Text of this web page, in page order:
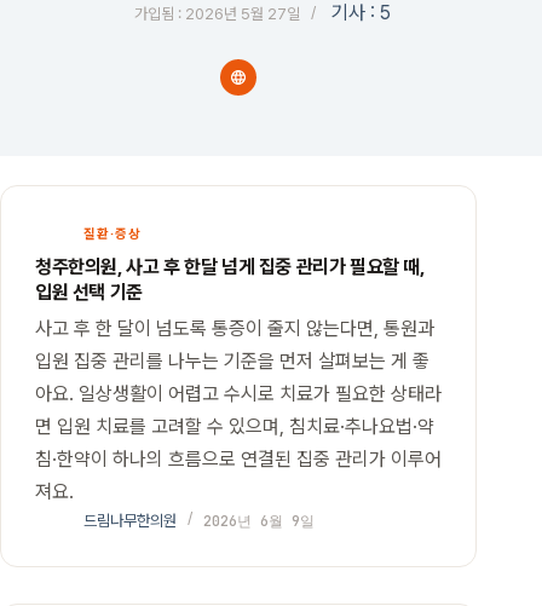
가입됨 : 2026년 5월 27일 기사 : 5
질환·증상
청주한의원, 사고 후 한달 넘게 집중 관리가 필요할 때,
입원 선택 기준
사고 후 한 달이 넘도록 통증이 줄지 않는다면, 통원과
입원 집중 관리를 나누는 기준을 먼저 살펴보는 게 좋
아요. 일상생활이 어렵고 수시로 치료가 필요한 상태라
면 입원 치료를 고려할 수 있으며, 침치료·추나요법·약
침·한약이 하나의 흐름으로 연결된 집중 관리가 이루어
져요.
드림나무한의원 2026년 6월 9일